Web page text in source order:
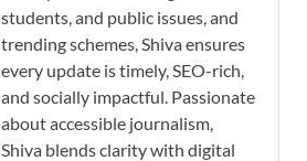
students, and public issues, and
trending schemes, Shiva ensures
every update is timely, SEO-rich,
and socially impactful. Passionate
about accessible journalism,
Shiva blends clarity with digital